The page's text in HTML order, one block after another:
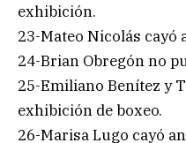
exhibición.
23-Mateo Nicolás cayó
24-Brian Obregón no
25-Emiliano Benítez y
exhibición de boxeo.
26-Marisa Lugo cayó